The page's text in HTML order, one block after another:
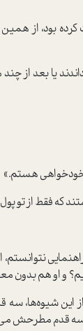
کرده بود، از
یا بعد از چند
خودخواهی هستم.»
که فقط از تو پول
نتوانستم،
و او هم بدون
شیوه‌ها، سه
سه قدم مطرحش